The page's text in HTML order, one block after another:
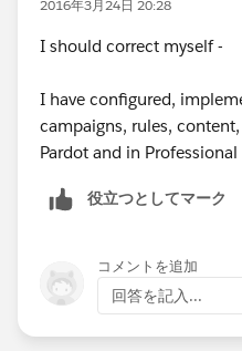
2016年3月24日 20:28
I should correct myself -
I have configured,
campaigns, rules,
Pardot and in
役立つとしてマーク
コメントを追加
回答を記入...